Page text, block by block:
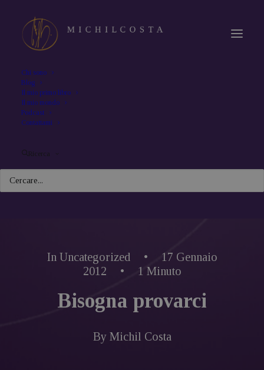
Chi sono
Blog
Il mio primo libro
Il mio mondo
Podcast
Contattami
Ricerca
In Uncategorized •
17 Gennaio
2012
• 1 Minuto
Bisogna provarci
By Michil Costa